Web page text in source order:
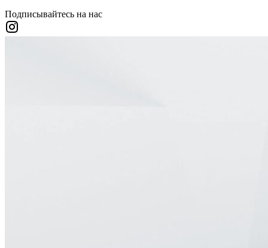
Подписывайтесь на нас